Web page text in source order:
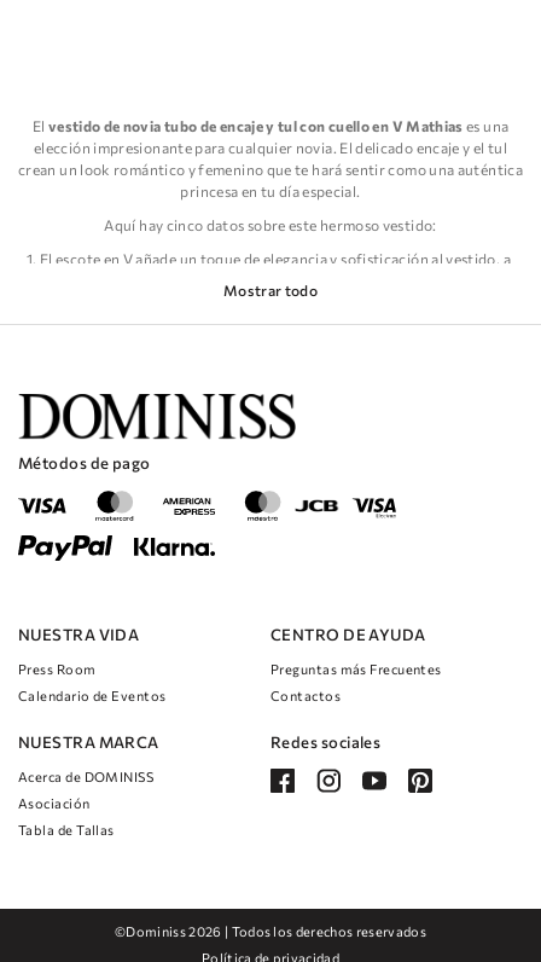
El vestido de novia tubo de encaje y tul con cuello en V Mathias es una
elección impresionante para cualquier novia. El delicado encaje y el tul
crean un look romántico y femenino que te hará sentir como una auténtica
princesa en tu día especial.
Aquí hay cinco datos sobre este hermoso vestido:
El escote en V añade un toque de elegancia y sofisticación al vestido, a
hermosa forma de reloj de arena, acentuando tus curvas en todos los
apariencia más ajustada, al mismo tiempo que permite facilidad de
movimiento y comodidad.
Los intrincados detalles de encaje en el corpiño y la falda añaden un
toque de encanto vintage y elegancia atemporal al vestido.
La suave superposición de tul en la falda crea un efecto etéreo y de
ensueño que te hará sentir como si estuvieras flotando hacia el altar.
En general, el vestido de novia de corte A de tul y encaje con cuello en V
Mostrar todo
NUESTRA VIDA
Press Room
Calendario de Eventos
NUESTRA MARCA
Acerca de DOMINISS
Asociación
Tabla de Tallas
CENTRO DE AYUDA
Preguntas más Frecuentes
Contactos
Redes sociales
Métodos de pago
©Dominiss 2026 | Todos los derechos reservados
Política de privacidad